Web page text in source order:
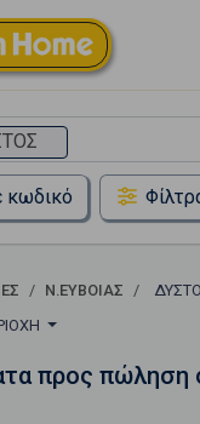
κωδικό
Ν.ΕΥΒΟΙΑΣ
προς πώληση